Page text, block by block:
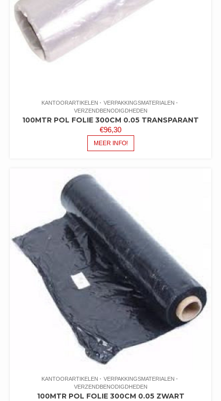
KANTOORARTIKELEN
VERPAKKINGSMATERIALEN
VERZENDBENODIGDHEDEN
100MTR POL FOLIE 300CM 0.05 TRANSPARANT
€96,30
MEER INFO!
KANTOORARTIKELEN
VERPAKKINGSMATERIALEN
VERZENDBENODIGDHEDEN
100MTR POL FOLIE 300CM 0.05 ZWART